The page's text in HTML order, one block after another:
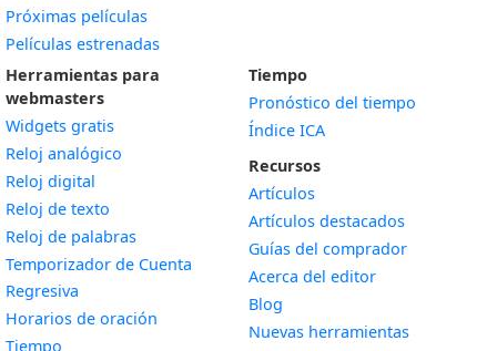
Próximas películas
Películas estrenadas
Herramientas para
webmasters
Widgets gratis
Reloj analógico
Reloj digital
Reloj de texto
Reloj de palabras
Temporizador de Cuenta
Regresiva
Horarios de oración
Tiempo
Tiempo
Pronóstico del tiempo
Índice ICA
Recursos
Artículos
Artículos destacados
Guías del comprador
Acerca del editor
Blog
Nuevas herramientas